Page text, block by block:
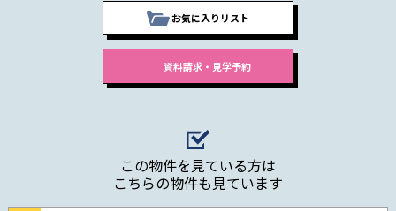
お気に入りリスト
この物件を見ている方は
こちらの物件も見ています